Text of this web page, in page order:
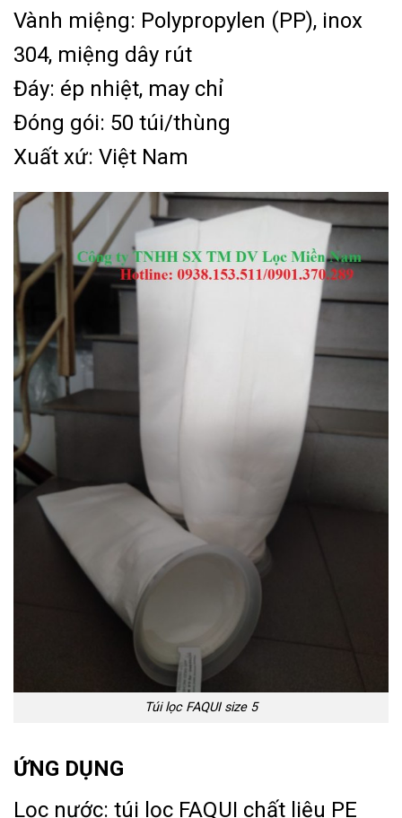
Vành miệng: Polypropylen (PP), inox
304, miệng dây rút
Đáy: ép nhiệt, may chỉ
Đóng gói: 50 túi/thùng
Xuất xứ: Việt Nam
Túi lọc FAQUI size 5
ỨNG DỤNG
Lọc nước: túi lọc FAQUI chất liệu PE